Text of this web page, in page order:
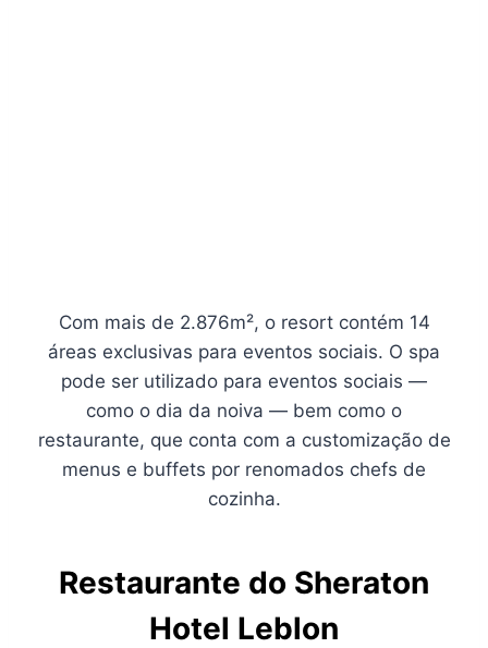
Com mais de 2.876m², o resort contém 14
áreas exclusivas para eventos sociais. O spa
pode ser utilizado para eventos sociais —
como o dia da noiva — bem como o
restaurante, que conta com a customização de
menus e buffets por renomados chefs de
cozinha.
Restaurante do Sheraton
Hotel Leblon